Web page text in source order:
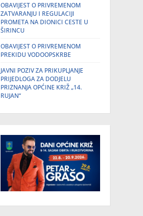
OBAVIJEST O PRIVREMENOM
ZATVARANJU I REGULACIJI
PROMETA NA DIONICI CESTE U
ŠIRINCU
OBAVIJEST O PRIVREMENOM
PREKIDU VODOOPSKRBE
JAVNI POZIV ZA PRIKUPLJANJE
PRIJEDLOGA ZA DODJELU
PRIZNANJA OPĆINE KRIŽ „14.
RUJAN“